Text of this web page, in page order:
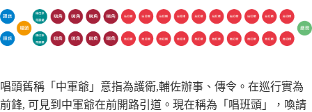
唱頭舊稱「中軍爺」意指為護衛,輔佐辦事、傳令。在巡行實為
前鋒, 可見到中軍爺在前開路引道。現在稱為「唱班頭」，喚請